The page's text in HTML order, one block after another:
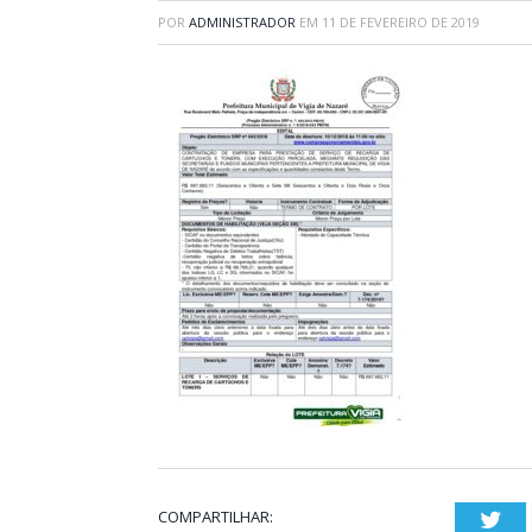
POR ADMINISTRADOR EM 11 DE FEVEREIRO DE 2019
COMPARTILHAR: